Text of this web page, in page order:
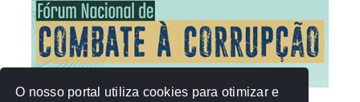
O nosso portal utiliza cookies para otimizar e